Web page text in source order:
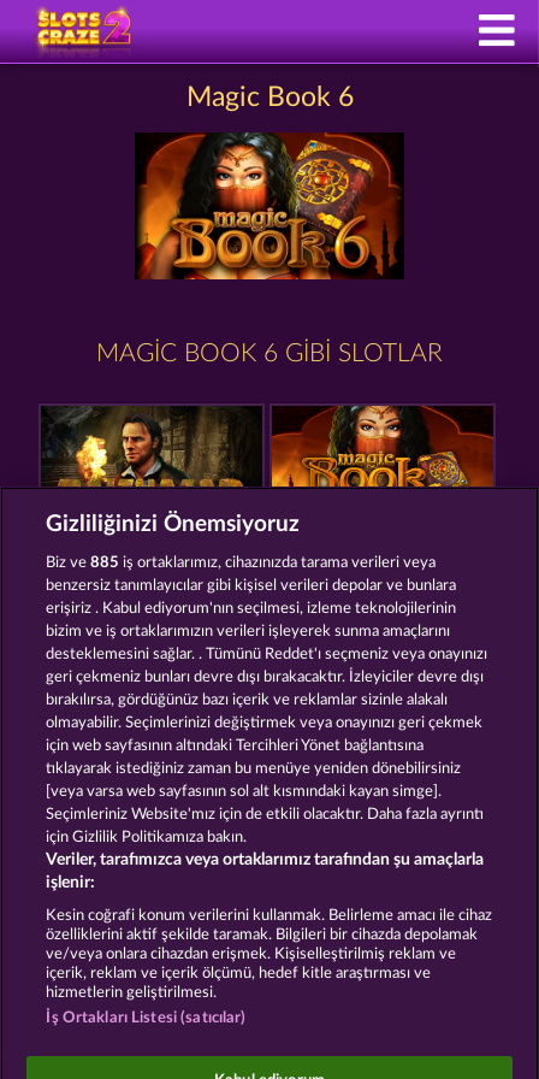
Magic Book 6
MAGIC BOOK 6 GIBI SLOTLAR
JACK POTTER AND THE BOOK OF DYNASTIES BOOK OF THE AGES
Hüküm ve Koşullar Gizlilik Beyanı Künye
Şirket SSS Facebook
İptal talebini gönder
Sosyal casino oyunları sadece eğlence amaçlıdır ve
Gizliliğinizi Önemsiyoruz
Biz ve885 iş ortaklarımız, cihazınızda tarama verileri veya
benzersiz tanımlayıcılar gibi kişisel verileri depolar ve bunlara
erişiriz . Kabul ediyorum'nın seçilmesi, izleme teknolojilerinin
bizim ve iş ortaklarımızın verileri işleyerek sunma amaçlarını
desteklemesini sağlar. . Tümünü Reddet'ı seçmeniz veya onayınızı
geri çekmeniz bunları devre dışı bırakacaktır. İzleyiciler devre dışı
bırakılırsa, gördüğünüz bazı içerik ve reklamlar sizinle alakalı
olmayabilir. Seçimlerinizi değiştirmek veya onayınızı geri çekmek
için web sayfasının altındaki Tercihleri Yönet bağlantısına
tıklayarak istediğiniz zaman bu menüye yeniden dönebilirsiniz
[veya varsa web sayfasının sol alt kısmındaki kayan simge].
Seçimleriniz Website'mız için de etkili olacaktır. Daha fazla ayrıntı
için Gizlilik Politikamıza bakın.
Veriler, tarafımızca veya ortaklarımız tarafından şu amaçlarla
işlenir:
Kesin coğrafi konum verilerini kullanmak. Belirleme amacı ile cihaz
özelliklerini aktif şekilde taramak. Bilgileri bir cihazda depolamak
ve/veya onlara cihazdan erişmek. Kişiselleştirilmiş reklam ve
içerik, reklam ve içerik ölçümü, hedef kitle araştırması ve
hizmetlerin geliştirilmesi.
İş Ortakları Listesi (satıcılar)